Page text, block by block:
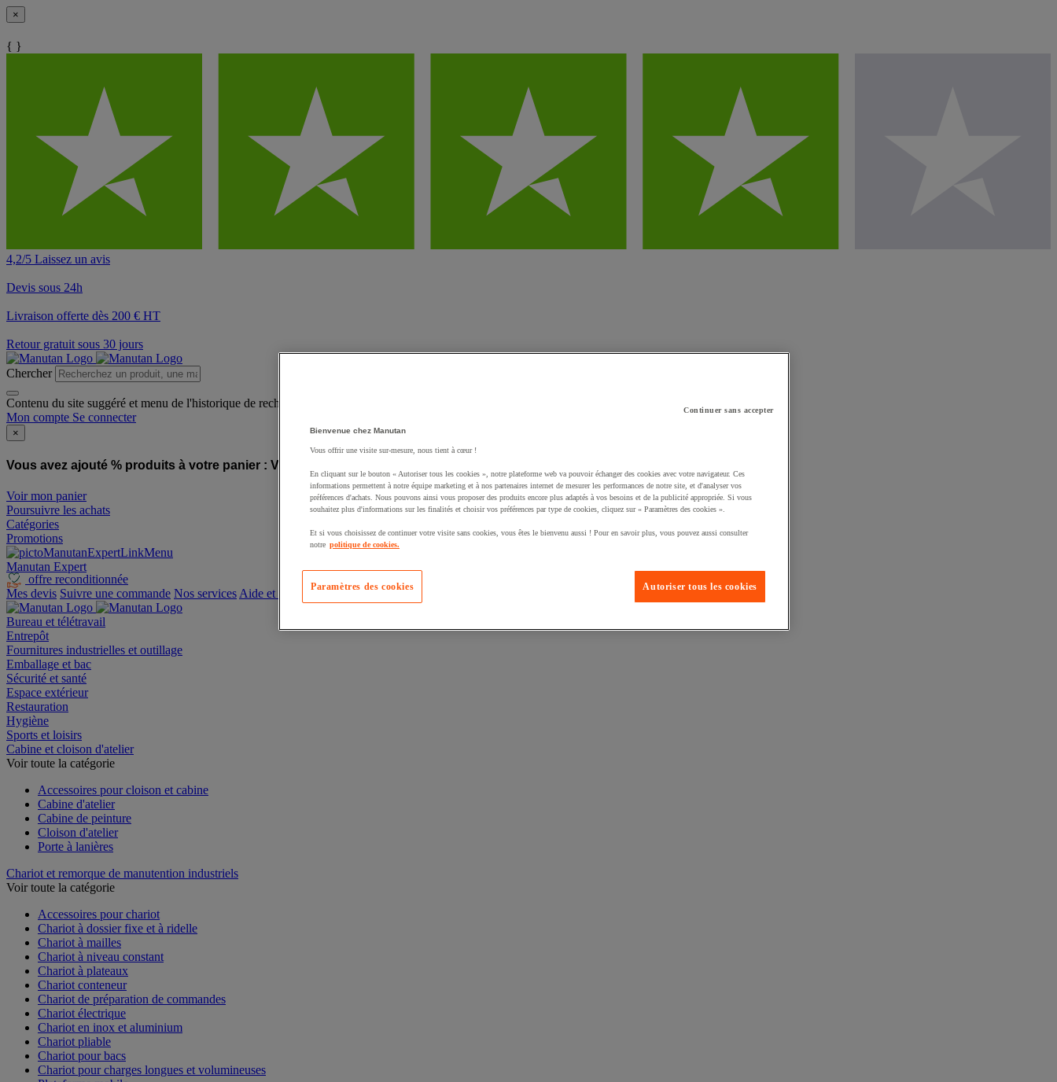
×
{ }
4,2/5 Laissez un avis
Devis sous 24h
Livraison offerte dès 200 € HT
Retour gratuit sous 30 jours
Chercher
Contenu du site suggéré et menu de l'historique de recherche
Mon compte Se connecter
×
Vous avez ajouté % produits à votre panier : Vous avez ajouté un produit à votre panier :
Voir mon panier
Poursuivre les achats
Catégories
Promotions
Manutan Expert
offre reconditionnée
Mes devis Suivre une commande Nos services Aide et contact
Bureau et télétravail
Entrepôt
Fournitures industrielles et outillage
Emballage et bac
Sécurité et santé
Espace extérieur
Restauration
Hygiène
Sports et loisirs
Cabine et cloison d'atelier
Voir toute la catégorie
Accessoires pour cloison et cabine
Cabine d'atelier
Cabine de peinture
Cloison d'atelier
Porte à lanières
Chariot et remorque de manutention industriels
Voir toute la catégorie
Accessoires pour chariot
Chariot à dossier fixe et à ridelle
Chariot à mailles
Chariot à niveau constant
Chariot à plateaux
Chariot conteneur
Chariot de préparation de commandes
Chariot électrique
Chariot en inox et aluminium
Chariot pliable
Chariot pour bacs
Chariot pour charges longues et volumineuses
Continuer sans accepter
Bienvenue chez Manutan
Vous offrir une visite sur-mesure, nous tient à cœur !
En cliquant sur le bouton « Autoriser tous les cookies », notre plateforme web va pouvoir échanger des cookies avec votre navigateur. Ces
informations permettent à notre équipe marketing et à nos partenaires internet de mesurer les performances de notre site, et d'analyser vos
préférences d'achats. Nous pouvons ainsi vous proposer des produits encore plus adaptés à vos besoins et de la publicité appropriée. Si vous
souhaitez plus d'informations sur les finalités et choisir vos préférences par type de cookies, cliquez sur « Paramètres des cookies ».
Et si vous choisissez de continuer votre visite sans cookies, vous êtes le bienvenu aussi ! Pour en savoir plus, vous pouvez aussi consulter
notre politique de cookies.
Autoriser tous les cookies
Paramètres des cookies